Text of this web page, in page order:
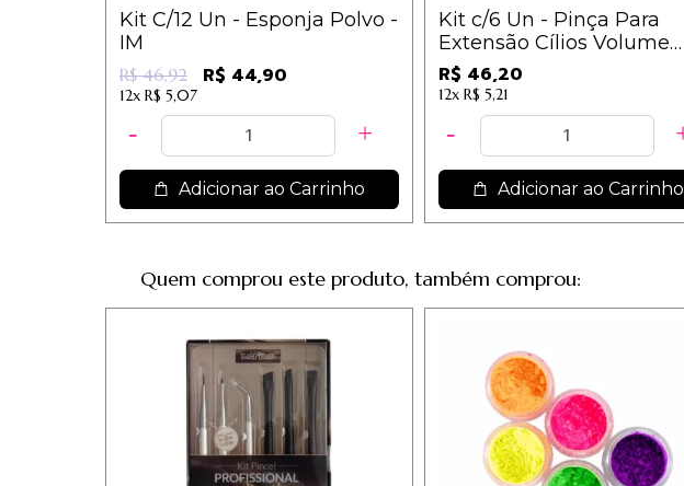
Kit C/12 Un - Esponja Polvo -
IM
R$ 46,92 R$ 44,90
12x R$ 5,07
Adicionar ao Carrinho
Kit c/6 Un - Pinça Para
Extensão Cílios Volume
Russo - IM / 7,70
R$ 46,20
12x R$ 5,21
Adicionar ao Carrinho
Quem comprou este produto, também comprou: